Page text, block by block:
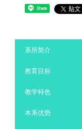
Share
系所简介
教育目标
教学特色
本系优势